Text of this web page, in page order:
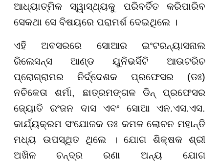
ଆଧ୍ୟାତ୍ମିକ ସ୍ୱାସ୍ଥ୍ୟକୁ ପରିବର୍ତିତ କରିପାରିବ
ସେକଥା ସେ ବିଷୟରେ ପରାମର୍ଶ ଦେଇଥିଲେ ।
ଏହି ଅବସରରେ ସୋଆର ଇଂଟରନ୍ୟାସନାଲ
ରିଲେସନ୍ସ ଆଣ୍ଡ ୟୁନିଭର୍ସିଟି ଆଉଟରିଚ
ପ୍ରୋଗ୍ରାମର ନିର୍ଦ୍ଦେଶକ ପ୍ରଫେସର (ଡଃ)
ନଚିକେତା ଶର୍ମା, ଛାତ୍ରମଙ୍ଗଳ ଡିନ୍ ପ୍ରଫେସର
ଜ୍ୟୋତି ରଂଜନ ଦାସ ଏବଂ ସୋଆ ଏନ.ଏସ.ଏସ.
କାର୍ଯ୍ୟକ୍ରମ ସଂଯୋଜକ ଡଃ କମଳ ଲୋଚନ ମହାନ୍ତି
ମଧ୍ୟ ଉପସ୍ଥିତ ଥିଲେ । ଯୋଗ ଶିକ୍ଷକ ଶ୍ରୀ
ଅଖିଳ ଚନ୍ଦ୍ର ରଣା ଅନ୍ୟ ଯୋଗ